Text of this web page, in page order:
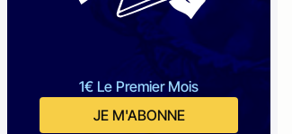
1€ Le Premier Mois
JE M'ABONNE